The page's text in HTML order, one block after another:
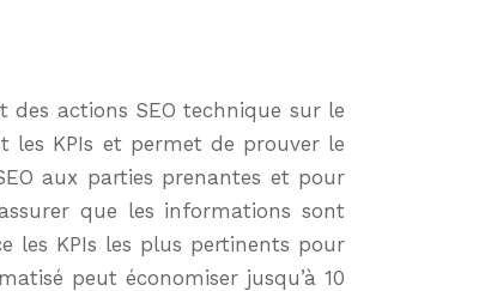
des actions SEO technique sur le
les KPIs et permet de prouver le
aux parties prenantes et pour
que les informations sont
les KPIs les plus pertinents pour
peut économiser jusqu’à 10